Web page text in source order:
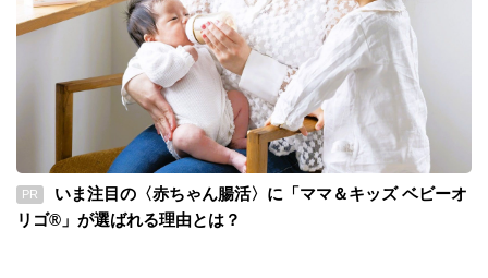
PR
いま注目の〈赤ちゃん腸活〉に「ママ＆キッズ ベビーオ
リゴ®」が選ばれる理由とは？